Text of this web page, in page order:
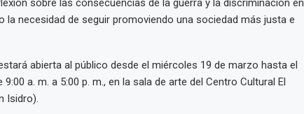
sobre las consecuencias de la guerra y la discriminación en
la necesidad de seguir promoviendo una sociedad más justa e
abierta al público desde el miércoles 19 de marzo hasta el
a. m. a 5:00 p. m., en la sala de arte del Centro Cultural El
Isidro).